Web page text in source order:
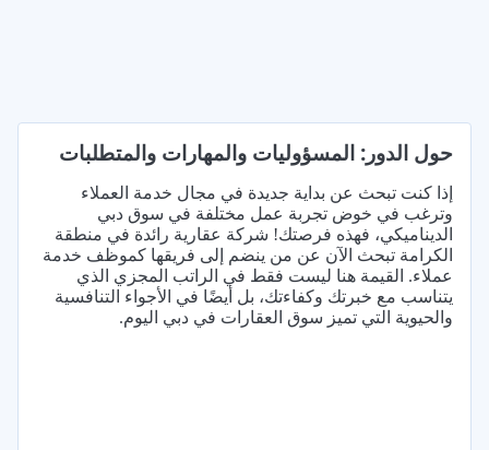
حول الدور: المسؤوليات والمهارات والمتطلبات
إذا كنت تبحث عن بداية جديدة في مجال خدمة العملاء
وترغب في خوض تجربة عمل مختلفة في سوق دبي
الديناميكي، فهذه فرصتك! شركة عقارية رائدة في منطقة
الكرامة تبحث الآن عن من ينضم إلى فريقها كموظف خدمة
عملاء. القيمة هنا ليست فقط في الراتب المجزي الذي
يتناسب مع خبرتك وكفاءتك، بل أيضًا في الأجواء التنافسية
والحيوية التي تميز سوق العقارات في دبي اليوم.